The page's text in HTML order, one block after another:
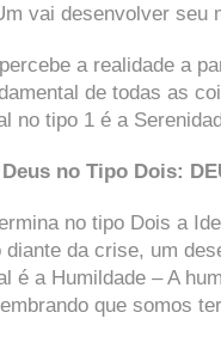
vai desenvolver seu
a realidade a
de todas as
no tipo 1 é a
no Tipo Dois:
no tipo Dois a
diante da crise, um
é a Humildade – A
que somos